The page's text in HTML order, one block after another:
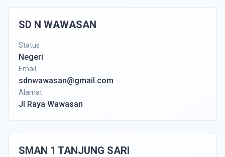
SD N WAWASAN
Status
Negeri
Email
sdnwawasan@gmail.com
Alamat
Jl Raya Wawasan
SMAN 1 TANJUNG SARI